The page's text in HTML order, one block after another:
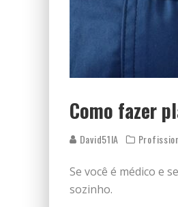
Como fazer
David51IA
Se você é médico e
sozinho.